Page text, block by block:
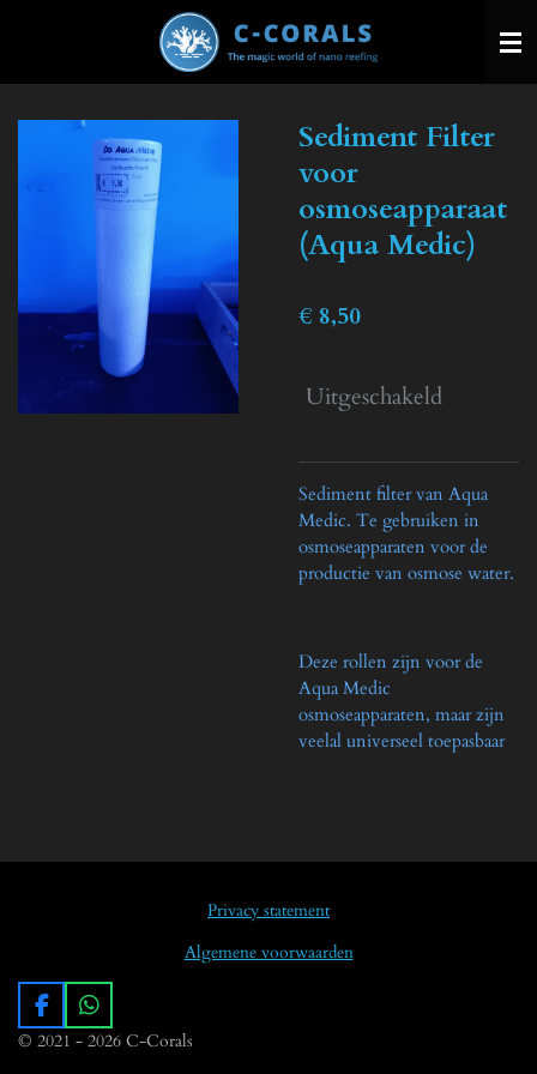
hoofdinhoud
Sediment Filter
voor
osmoseapparaat
(Aqua Medic)
€ 8,50
Uitgeschakeld
Sediment filter van Aqua
Medic. Te gebruiken in
osmoseapparaten voor de
productie van osmose water.
Deze rollen zijn voor de
Aqua Medic
osmoseapparaten, maar zijn
veelal universeel toepasbaar
Privacy statement
Algemene voorwaarden
F
a
W
h
© 2021 - 2026 C-Corals